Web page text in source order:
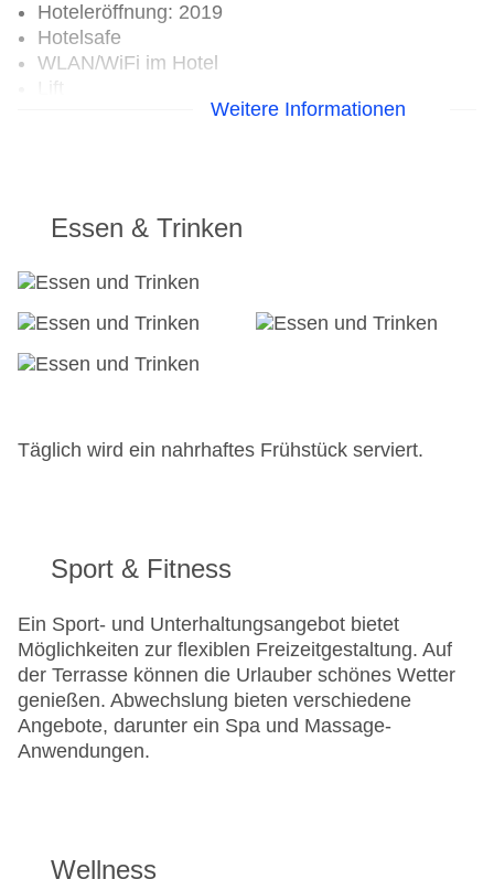
Hoteleröffnung: 2019
Hotelsafe
WLAN/WiFi im Hotel
Lift
Anzahl der Aufzüge: 1
Landeskategorie: 3 Sterne
Weitere Informationen
Essen & Trinken
Täglich wird ein nahrhaftes Frühstück serviert.
Sport & Fitness
Ein Sport- und Unterhaltungsangebot bietet
Möglichkeiten zur flexiblen Freizeitgestaltung. Auf
der Terrasse können die Urlauber schönes Wetter
genießen. Abwechslung bieten verschiedene
Angebote, darunter ein Spa und Massage-
Anwendungen.
Wellness